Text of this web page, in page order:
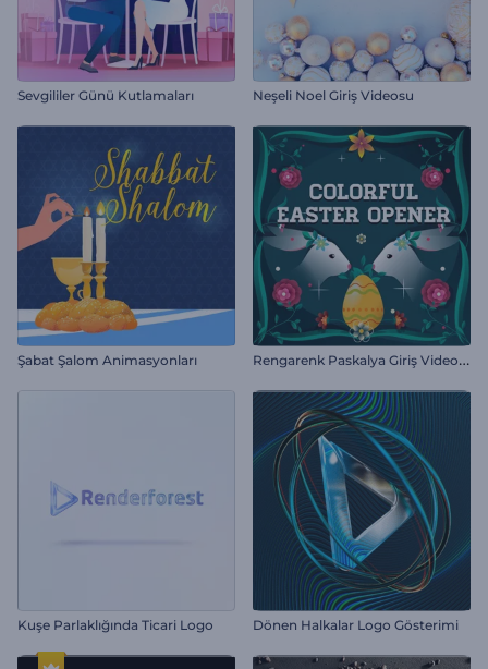
Sevgililer Günü Kutlamaları Neşeli Noel Giriş Videosu
Şabat Şalom Animasyonları R
engarenk Paskalya Giriş Videosu
Kuşe Parlaklığında Ticari Logo Dönen Halkalar Logo Gösterimi